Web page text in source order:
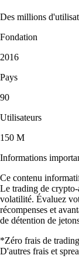
Des millions
Fondation
2016
Pays
90
Utilisateurs
150 M
Informations
Ce contenu
Le trading de crypto-
volatilité. Évaluez
récompenses et
de détention de
*Zéro frais de
D'autres frais et